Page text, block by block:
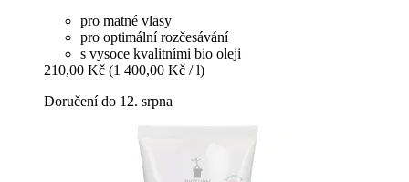
pro matné vlasy
pro optimální rozčesávání
s vysoce kvalitními bio oleji
210,00 Kč (1 400,00 Kč / l)
Doručení do 12. srpna